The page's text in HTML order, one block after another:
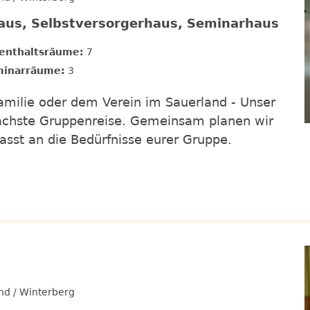
Selbstversorgerhaus, Seminarhaus
7
3
oder dem Verein im Sauerland - Unser
Gruppenreise. Gemeinsam planen wir
an die Bedürfnisse eurer Gruppe.
/ Winterberg